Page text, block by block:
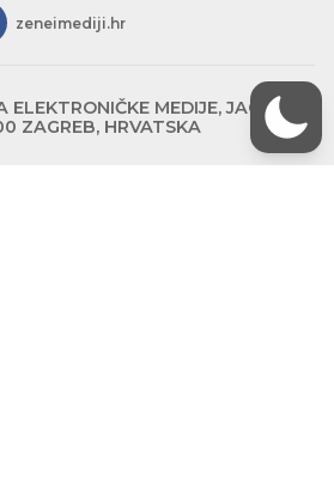
zeneimediji.hr
MEDIJE, JAGIĆEVA
ZAGREB, HRVATSKA